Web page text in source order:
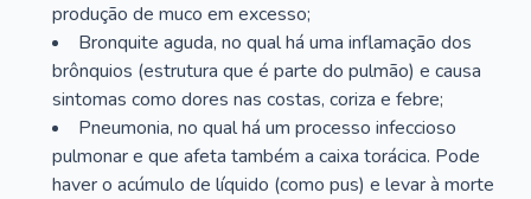
produção de muco em excesso;
Bronquite aguda, no qual há uma inflamação dos
brônquios (estrutura que é parte do pulmão) e causa
sintomas como dores nas costas, coriza e febre;
Pneumonia, no qual há um processo infeccioso
pulmonar e que afeta também a caixa torácica. Pode
haver o acúmulo de líquido (como pus) e levar à morte